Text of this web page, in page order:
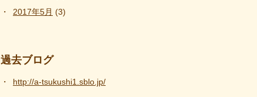
2017年5月 (3)
過去ブログ
http://a-tsukushi1.sblo.jp/